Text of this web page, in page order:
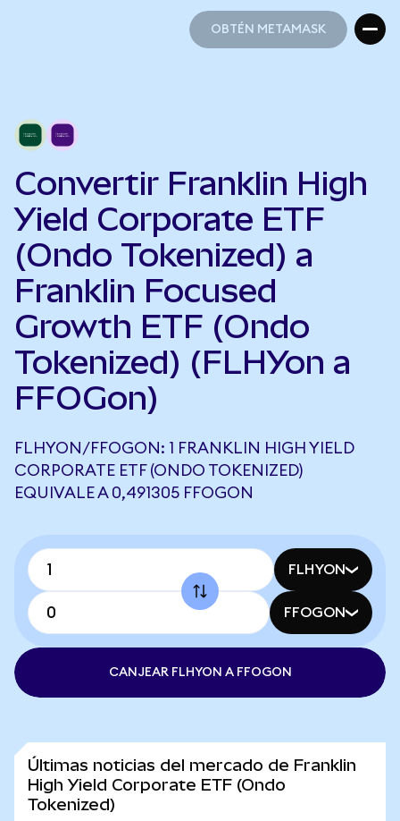
OBTÉN METAMASK
Convertir Franklin High
Yield Corporate ETF
(Ondo Tokenized) a
Franklin Focused
Growth ETF (Ondo
Tokenized) (FLHYon a
FFOGon)
FLHYON/FFOGON: 1 FRANKLIN HIGH YIELD
CORPORATE ETF (ONDO TOKENIZED)
EQUIVALE A 0,491305 FFOGON
FLHYON
FFOGON
CANJEAR FLHYON A FFOGON
Últimas noticias del mercado de Franklin
High Yield Corporate ETF (Ondo
Tokenized)